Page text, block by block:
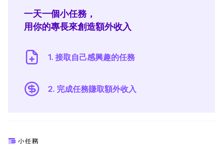
一天一個小任務，
用你的專長來創造額外收入
1. 接取自己感興趣的任務
2. 完成任務賺取額外收入